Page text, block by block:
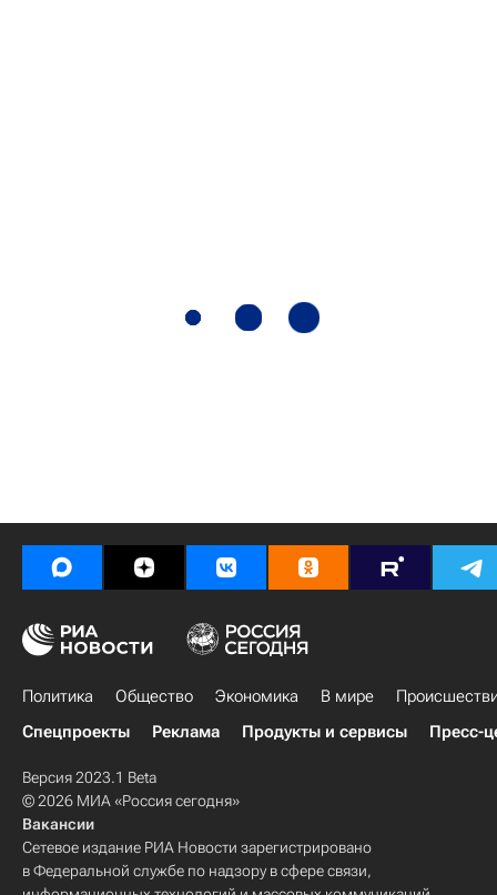
Политика Общество Экономика В мире
Спецпроекты
Реклама Продукты и сервисы Пресс-
Версия 2023.1 Beta
© 2026 МИА «Россия сегодня»
Вакансии
Сетевое издание РИА Новости зарегистрировано
в Федеральной службе по надзору в сфере связи,